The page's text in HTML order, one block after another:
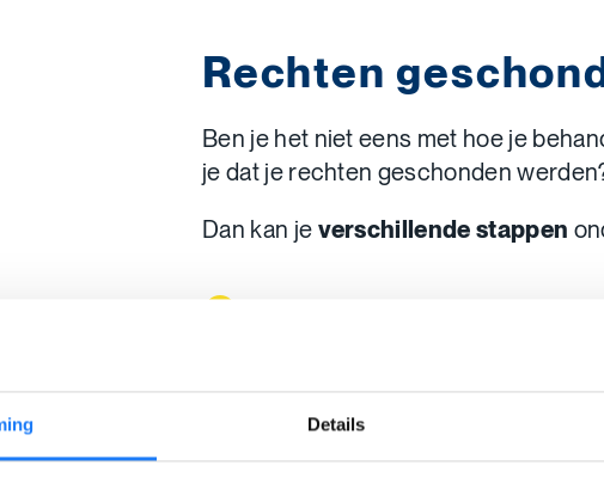
Details
Rechten
Ben je het niet eens met hoe je
je dat je rechten geschonden
Dan kan je verschillende stappen
vertrouwenspersoon
vragen